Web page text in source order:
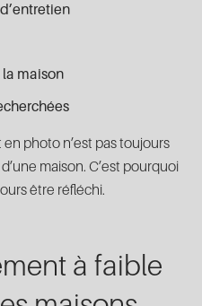
maison
photo n’est pas toujours
maison. C’est pourquoi
être réfléchi.
à faible